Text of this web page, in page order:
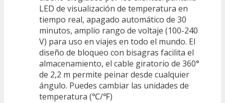
LED de visualización de temperatura en
tiempo real, apagado automático de 30
minutos, amplio rango de voltaje (100-240
V) para uso en viajes en todo el mundo. El
diseño de bloqueo con bisagras facilita el
almacenamiento, el cable giratorio de 360°
de 2,2 m permite peinar desde cualquier
ángulo. Puedes cambiar las unidades de
temperatura (℃/℉)